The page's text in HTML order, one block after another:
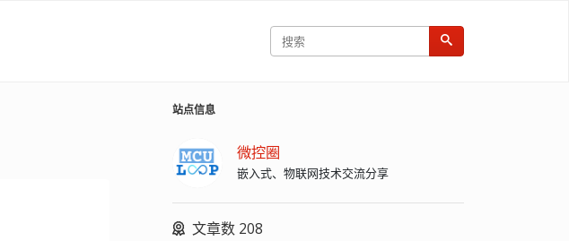
站点信息
微控圈
嵌入式、物联网技术交流分享
文章数 208